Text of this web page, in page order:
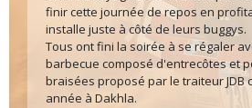
finir cette journée de repos en
installe juste à côté de leurs buggys.
Tous ont fini la soirée à se régaler
barbecue composé d'entrecôtes et
braisées proposé par le traiteur JDB
année à Dakhla.